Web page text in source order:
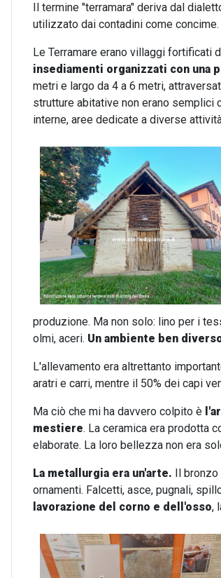
Il termine "terramara" deriva dal
utilizzato dai contadini come
Le Terramare erano villaggi fortificati
insediamenti organizzati con una
metri e largo da 4 a 6 metri,
strutture abitative non erano semplici
interne, aree dedicate a diverse
produzione. Ma non solo: lino per i
olmi, aceri. Un ambiente ben
L'allevamento era altrettanto
aratri e carri, mentre il 50% dei capi
Ma ciò che mi ha davvero colpito è
mestiere. La ceramica era prodotta
elaborate. La loro bellezza non era
La metallurgia era un'arte. Il bronzo
ornamenti. Falcetti, asce, pugnali,
lavorazione del corno e dell'osso,